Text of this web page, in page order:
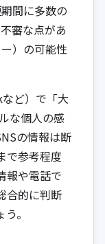
間に多数の
審な点があ
）の可能性
ど）で「大
な個人の感
の情報は断
で参考程度
報や電話で
合的に判断
。